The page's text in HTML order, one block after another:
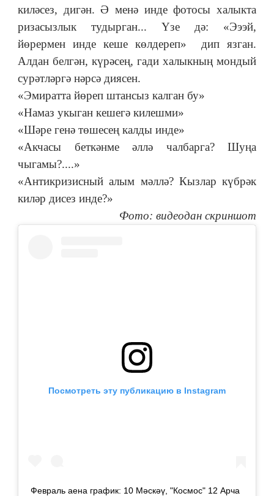
киләсез, дигән. Ә менә инде фотосы халыкта
ризасызлык тудырган... Үзе дә: «Эээй,
йөрермен инде кеше көлдереп» дип язган.
Алдан белгән, күрәсең, гади халыкның мондый
сурәтләргә нәрсә диясен.
«Эмиратта йөреп штансыз калган бу»
«Намаз укыган кешегә килешми»
«Шәре генә төшесең калды инде»
«Акчасы беткәнме әллә чалбарга? Шуңа
чыгамы?....»
«Антикризисный алым мәллә? Кызлар күбрәк
киләр дисез инде?»
Фото: видеодан скриншот
Посмотреть эту публикацию в Instagram
Февраль аена график: 10 Мәскәү, "Космос" 12 Арча